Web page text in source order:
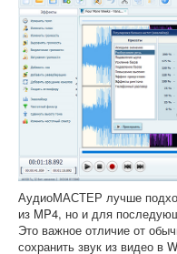
АудиоМАСТЕР лучше
из MP4, но и для
Это важное отличие от
сохранить звук из видео в